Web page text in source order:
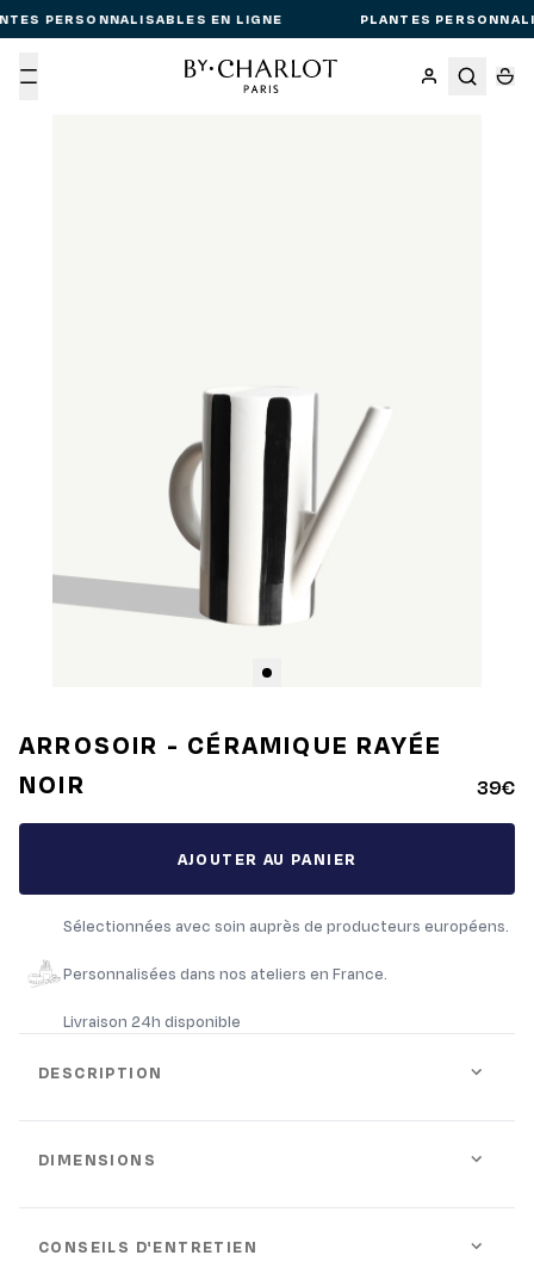
PERSONNALISABLES EN LIGNE PLANTES
Menu
ARROSOIR - CÉRAMIQUE RAYÉE
NOIR
39€
AJOUTER AU PANIER
Sélectionnées avec soin auprès de producteurs européens.
Personnalisées dans nos ateliers en France.
Livraison 24h disponible
DESCRIPTION
DIMENSIONS
CONSEILS D'ENTRETIEN